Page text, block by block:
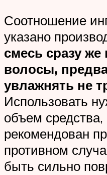
Соотношение
указано
смесь сразу же
волосы,
увлажнять не
Использовать
объем средства,
рекомендован
противном
быть сильно